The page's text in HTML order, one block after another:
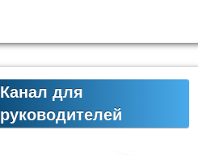
Канал для
руководителей